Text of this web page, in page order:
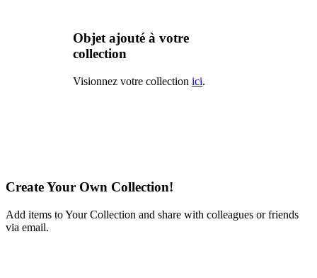
Objet ajouté à votre
collection
Visionnez votre collection ici.
Create Your Own Collection!
Add items to Your Collection and share with colleagues or friends
via email.